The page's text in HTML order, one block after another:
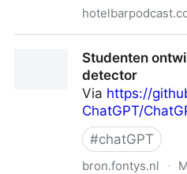
Studenten
detector
Via https://
ChatGPT/
#chatGPT
bron.fontys.nl ·